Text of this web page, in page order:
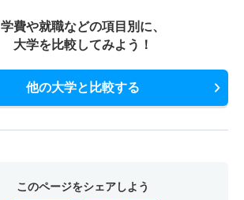
学費や就職などの項目別に、
大学を比較してみよう！
他の大学と比較する
このページをシェアしよう